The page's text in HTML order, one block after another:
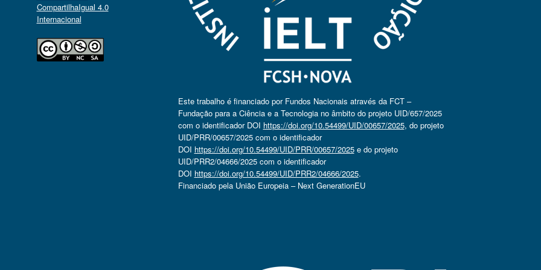
CompartilhaIgual 4.0
Internacional
Este trabalho é financiado por Fundos Nacionais através da FCT –
Fundação para a Ciência e a Tecnologia no âmbito do projeto UID/657/2025
com o identificador DOI https://doi.org/10.54499/UID/00657/2025, do projeto
UID/PRR/00657/2025 com o identificador
DOI https://doi.org/10.54499/UID/PRR/00657/2025e do projeto
UID/PRR2/04666/2025 com o identificador
DOI https://doi.org/10.54499/UID/PRR2/04666/2025.
Financiado pela União Europeia – Next GenerationEU